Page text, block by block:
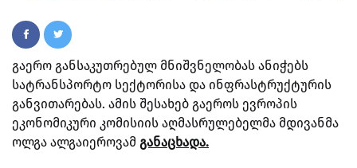
გაერო განსაკუთრებულ მნიშვნელობას ანიჭებს
სატრანსპორტო სექტორისა და ინფრასტრუქტურის
განვითარებას. ამის შესახებ გაეროს ევროპის
ეკონომიკური კომისიის აღმასრულებელმა მდივანმა
ოლგა ალგაიეროვამ განაცხადა.